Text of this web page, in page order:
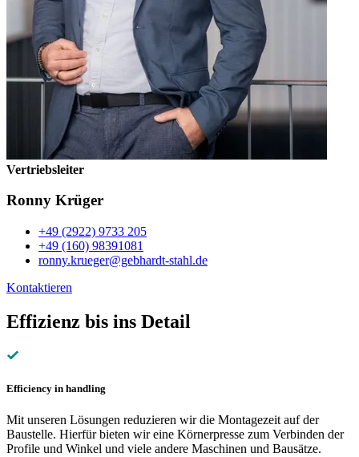
Vertriebsleiter
Ronny Krüger
+49 (2922) 9733 205
+49 (160) 98391081
ronny.krueger@gebhardt-stahl.de
Kontaktieren
Effizienz bis ins Detail
Efficiency in handling
Mit unseren Lösungen reduzieren wir die Montagezeit auf der
Baustelle. Hierfür bieten wir eine Körnerpresse zum Verbinden der
Profile und Winkel und viele andere Maschinen und Bausätze.